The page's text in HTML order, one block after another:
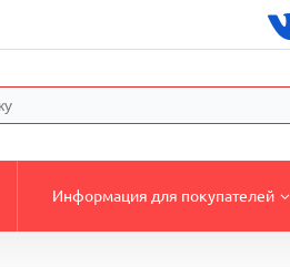
Информация для покупателей